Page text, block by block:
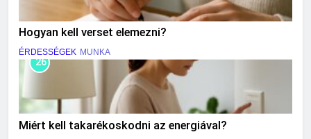
Hogyan kell verset elemezni?
ÉRDESSÉGEK MUNKA
26
Miért kell takarékoskodni az energiával?